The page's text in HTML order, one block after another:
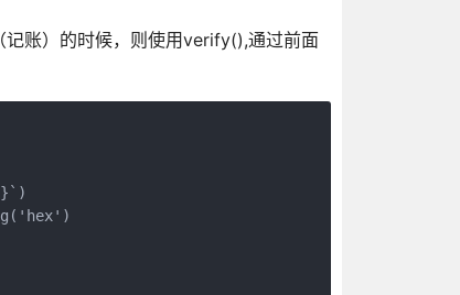
记账）的时候，则使用verify(),通过前面